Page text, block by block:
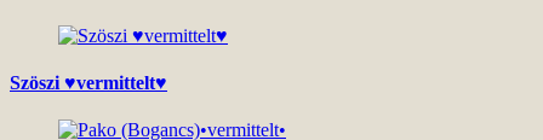
Szöszi ♥vermittelt♥